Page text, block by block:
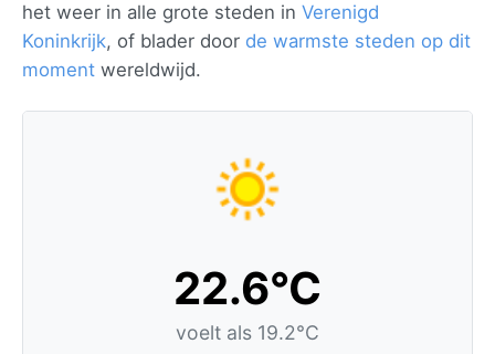
het weer in alle grote steden in Verenigd
Koninkrijk, of blader door de warmste steden op dit
moment wereldwijd.
22.6°C
voelt als 19.2°C